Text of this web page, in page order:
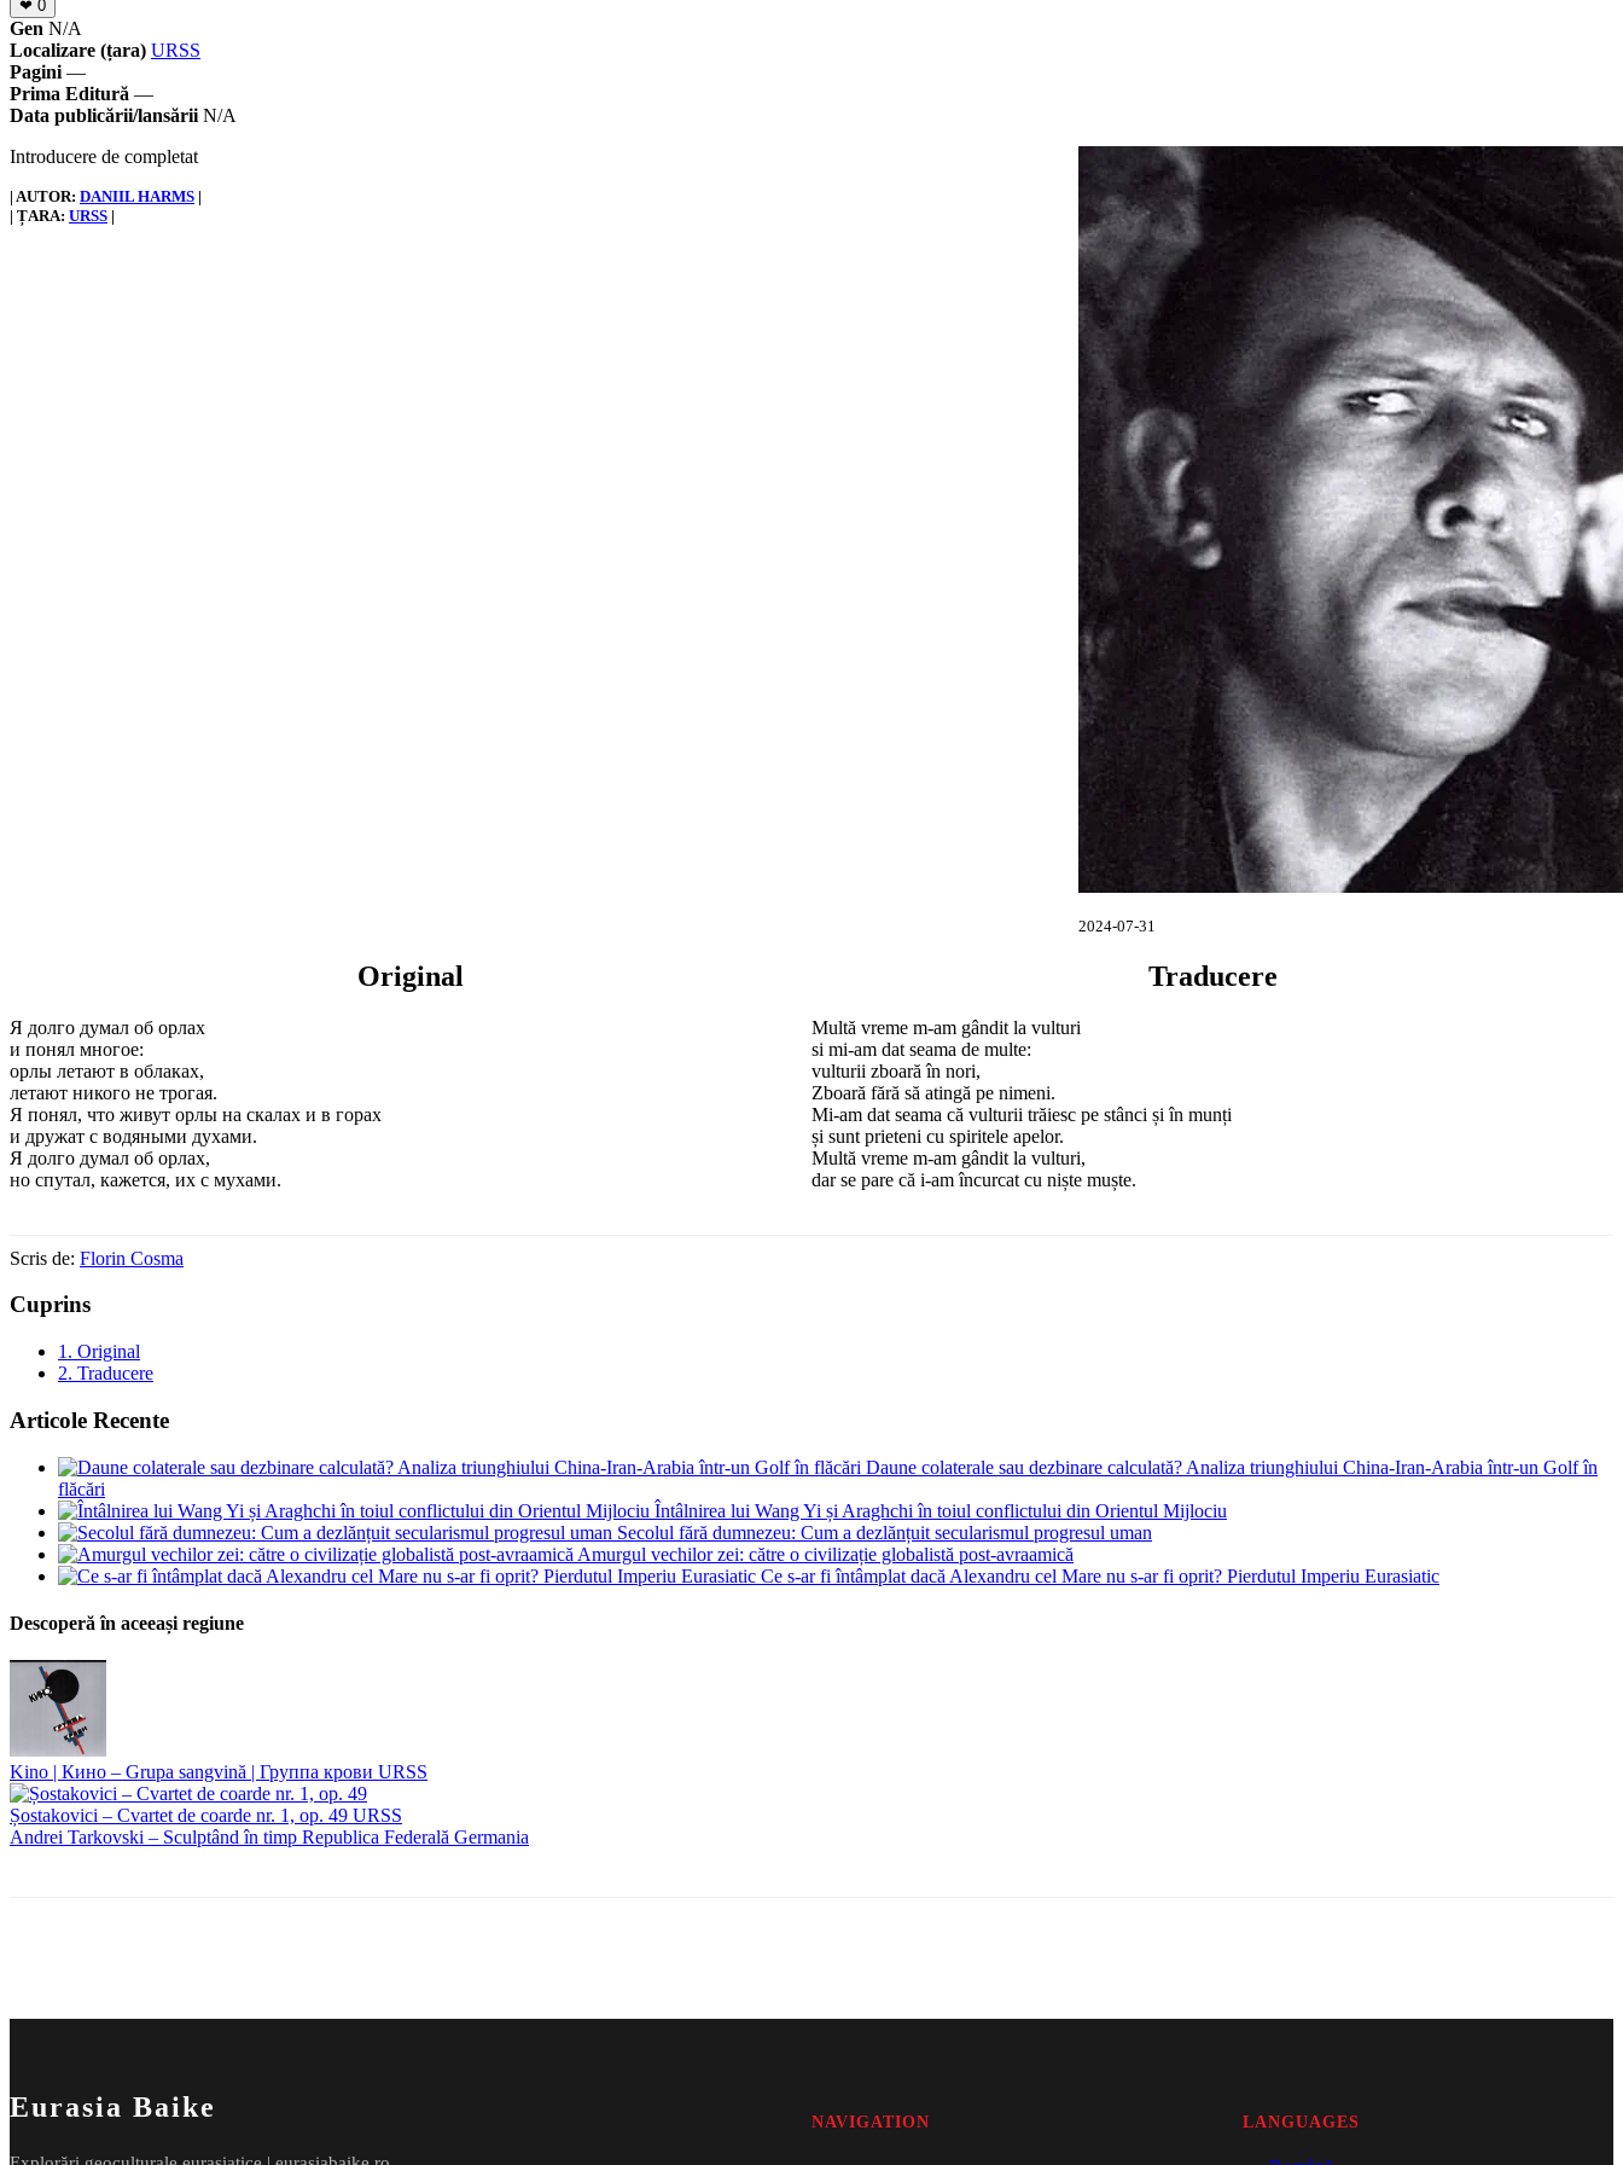
❤ 0
Gen N/A
Localizare (țara) URSS
Pagini —
Prima Editură —
Data publicării/lansării N/A
Introducere de completat
| AUTOR: DANIIL HARMS |
| ȚARA: URSS |
2024-07-31
Original
Я долго думал об орлах
и понял многое:
орлы летают в облаках,
летают никого не трогая.
Я понял, что живут орлы на скалах и в горах
и дружат с водяными духами.
Я долго думал об орлах,
но спутал, кажется, их с мухами.
Traducere
Multă vreme m-am gândit la vulturi
si mi-am dat seama de multe:
vulturii zboară în nori,
Zboară fără să atingă pe nimeni.
Mi-am dat seama că vulturii trăiesc pe stânci și în munți
și sunt prieteni cu spiritele apelor.
Multă vreme m-am gândit la vulturi,
dar se pare că i-am încurcat cu niște muște.
Scris de: Florin Cosma
Cuprins
1. Original
2. Traducere
Articole Recente
Daune colaterale sau dezbinare calculată? Analiza triunghiului China-Iran-Arabia într-un Golf în
flăcări
Întâlnirea lui Wang Yi și Araghchi în toiul conflictului din Orientul Mijlociu
Secolul fără dumnezeu: Cum a dezlănțuit secularismul progresul uman
Amurgul vechilor zei: către o civilizație globalistă post-avraamică
Ce s-ar fi întâmplat dacă Alexandru cel Mare nu s-ar fi oprit? Pierdutul Imperiu Eurasiatic
Descoperă în aceeași regiune
Kino | Кино – Grupa sangvină | Группа крови URSS
Șostakovici – Cvartet de coarde nr. 1, op. 49 URSS
Andrei Tarkovski – Sculptând în timp Republica Federală Germania
Eurasia Baike NAVIGATION LANGUAGES